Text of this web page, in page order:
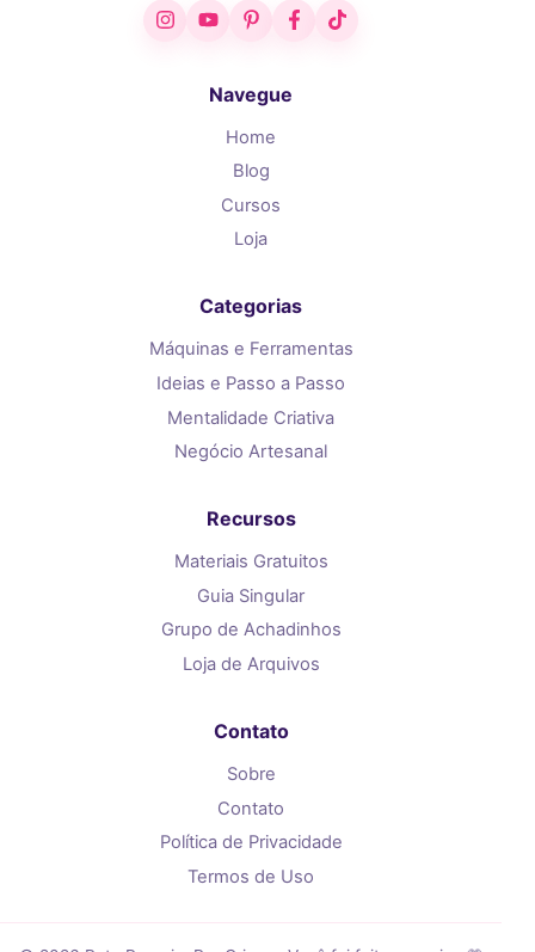
InstagramYouTubePinterestFacebook
TikTok
Navegue
Home
Blog
Cursos
Loja
Categorias
Máquinas e Ferramentas
Ideias e Passo a Passo
Mentalidade Criativa
Negócio Artesanal
Recursos
Materiais Gratuitos
Guia Singular
Grupo de Achadinhos
Loja de Arquivos
Contato
Sobre
Contato
Política de Privacidade
Termos de Uso